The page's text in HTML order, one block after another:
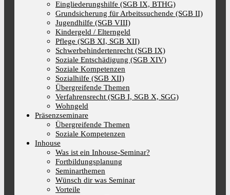
Eingliederungshilfe (SGB IX, BTHG)
Grundsicherung für Arbeitssuchende (SGB II)
Jugendhilfe (SGB VIII)
Kindergeld / Elterngeld
Pflege (SGB XI, SGB XII)
Schwerbehindertenrecht (SGB IX)
Soziale Entschädigung (SGB XIV)
Soziale Kompetenzen
Sozialhilfe (SGB XII)
Übergreifende Themen
Verfahrensrecht (SGB I, SGB X, SGG)
Wohngeld
Präsenzseminare
Übergreifende Themen
Soziale Kompetenzen
Inhouse
Was ist ein Inhouse-Seminar?
Fortbildungsplanung
Seminarthemen
Wünsch dir was Seminar
Vorteile